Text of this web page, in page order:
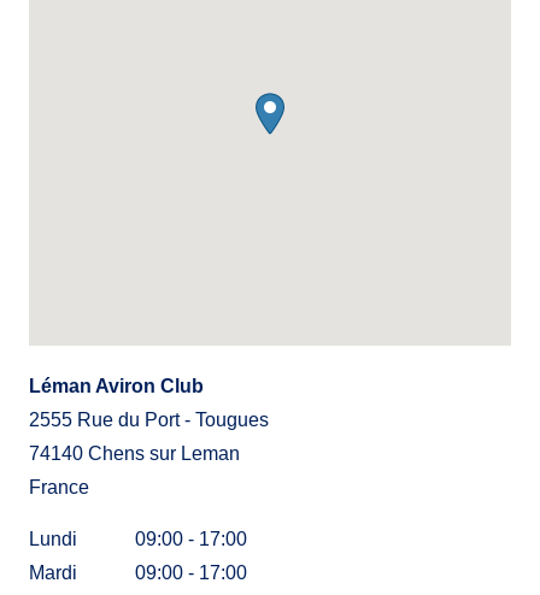
Léman Aviron Club
2555 Rue du Port - Tougues
74140 Chens sur Leman
France
Lundi
09:00 - 17:00
Mardi
09:00 - 17:00